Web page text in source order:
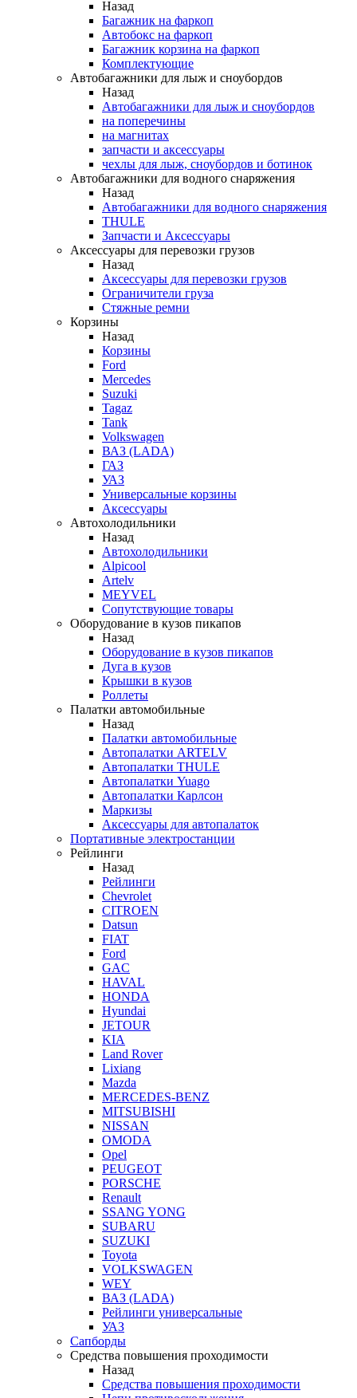
Назад
Багажник на фаркоп
Автобокс на фаркоп
Багажник корзина на фаркоп
Комплектующие
Автобагажники для лыж и сноубордов
Назад
Автобагажники для лыж и сноубордов
на поперечины
на магнитах
запчасти и аксессуары
чехлы для лыж, сноубордов и ботинок
Автобагажники для водного снаряжения
Назад
Автобагажники для водного снаряжения
THULE
Запчасти и Аксессуары
Аксессуары для перевозки грузов
Назад
Аксессуары для перевозки грузов
Ограничители груза
Стяжные ремни
Корзины
Назад
Корзины
Ford
Mercedes
Suzuki
Tagaz
Tank
Volkswagen
ВАЗ (LADA)
ГАЗ
УАЗ
Универсальные корзины
Аксессуары
Автохолодильники
Назад
Автохолодильники
Alpicool
Artelv
MEYVEL
Сопутствующие товары
Оборудование в кузов пикапов
Назад
Оборудование в кузов пикапов
Дуга в кузов
Крышки в кузов
Роллеты
Палатки автомобильные
Назад
Палатки автомобильные
Автопалатки ARTELV
Автопалатки THULE
Автопалатки Yuago
Автопалатки Карлсон
Маркизы
Аксессуары для автопалаток
Портативные электростанции
Рейлинги
Назад
Рейлинги
Chevrolet
CITROEN
Datsun
FIAT
Ford
GAC
HAVAL
HONDA
Hyundai
JETOUR
KIA
Land Rover
Lixiang
Mazda
MERCEDES-BENZ
MITSUBISHI
NISSAN
OMODA
Opel
PEUGEOT
PORSCHE
Renault
SSANG YONG
SUBARU
SUZUKI
Toyota
VOLKSWAGEN
WEY
ВАЗ (LADA)
Рейлинги универсальные
УАЗ
Сапборды
Средства повышения проходимости
Назад
Средства повышения проходимости